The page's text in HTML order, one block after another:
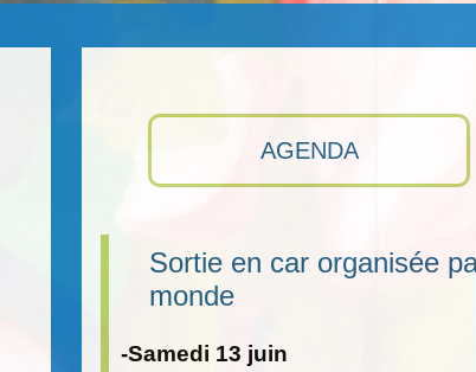
AGENDA
Sortie en car organisée
monde
-Samedi 13 juin